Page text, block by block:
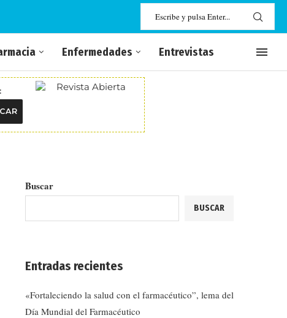
Enfermedades Entrevistas
:
Buscar
BUSCAR
Entradas recientes
«Fortaleciendo la salud con el farmacéutico”, lema del
Día Mundial del Farmacéutico